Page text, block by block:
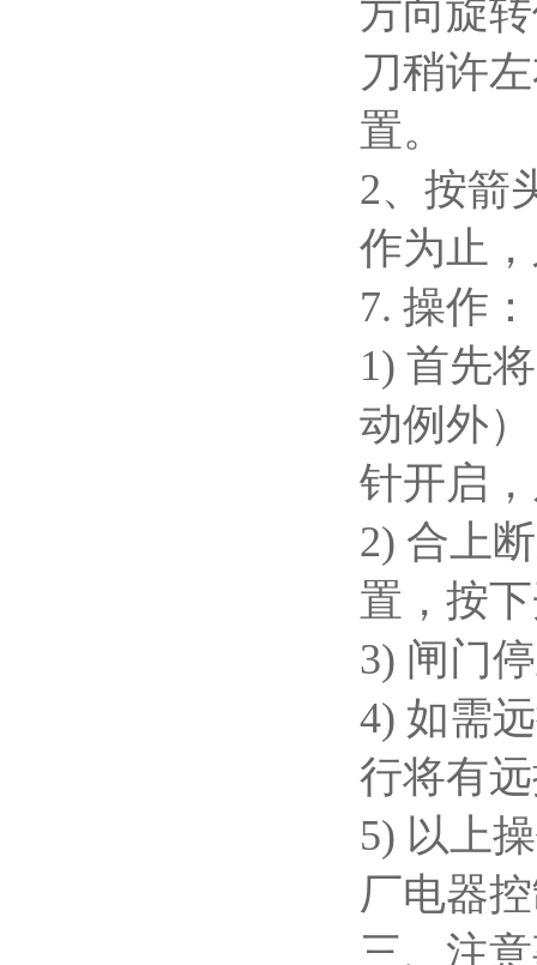
方向旋
刀稍许
置。
2、按箭
作为止
7. 操作
1) 首先
动例外
针开启
2) 合上
置，按
3) 闸门
4) 如需
行将有
5) 以上
厂电器
三、注